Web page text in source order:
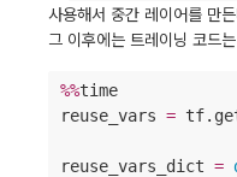
사용해서 중간 레이어를 만
그 이후에는 트레이닝 코드
%%time
reuse_vars =
reuse_vars_dict =